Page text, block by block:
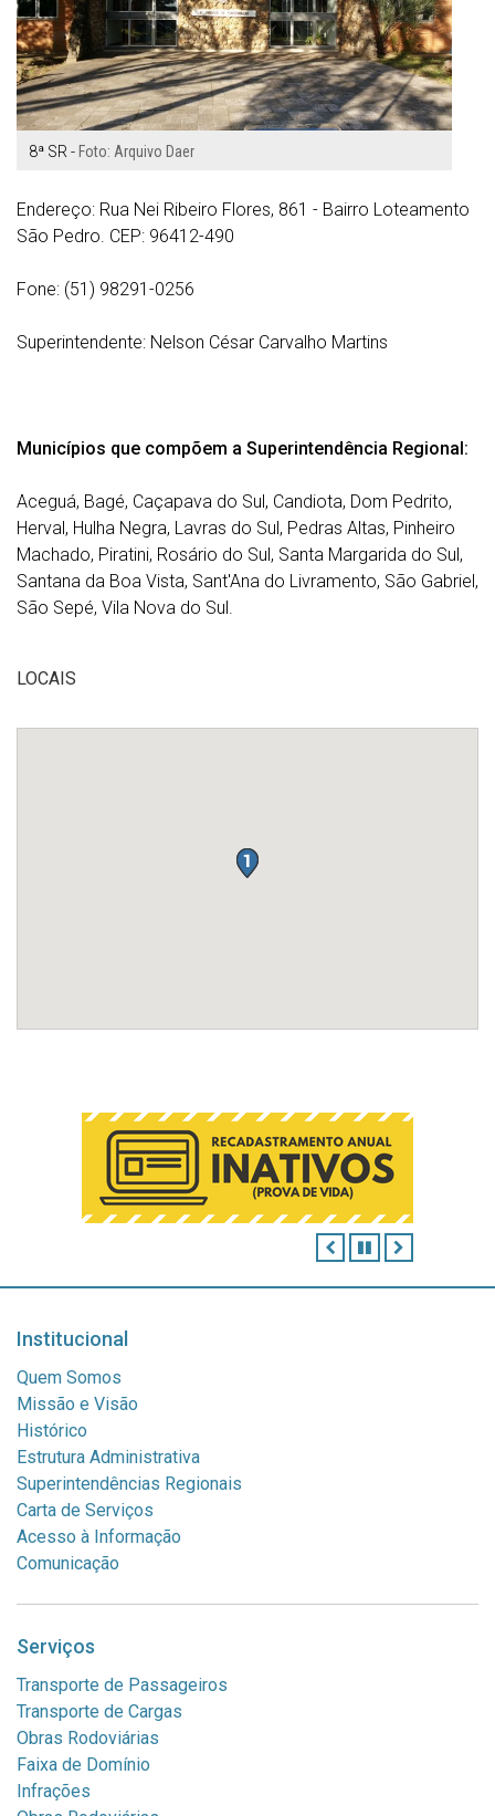
8ª SR - Foto: Arquivo Daer
Endereço: Rua Nei Ribeiro Flores, 861 - Bairro Loteamento
São Pedro. CEP: 96412-490
Fone: (51) 98291-0256
Superintendente: Nelson César Carvalho Martins
Municípios que compõem a Superintendência Regional:
Aceguá, Bagé, Caçapava do Sul, Candiota, Dom Pedrito,
Herval, Hulha Negra, Lavras do Sul, Pedras Altas, Pinheiro
Machado, Piratini, Rosário do Sul, Santa Margarida do Sul,
Santana da Boa Vista, Sant'Ana do Livramento, São Gabriel,
São Sepé, Vila Nova do Sul.
LOCAIS
ANTERIOR
PAUSAR
Institucional
Quem Somos
Missão e Visão
Histórico
Estrutura Administrativa
Superintendências Regionais
Carta de Serviços
Acesso à Informação
Comunicação
Serviços
Transporte de Passageiros
Transporte de Cargas
Obras Rodoviárias
Faixa de Domínio
Infrações